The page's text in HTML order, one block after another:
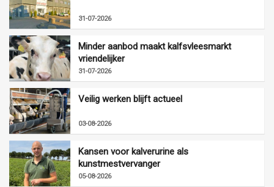
31-07-2026
Minder aanbod maakt kalfsvleesmarkt
vriendelijker
31-07-2026
Veilig werken blijft actueel
03-08-2026
Kansen voor kalverurine als
kunstmestvervanger
05-08-2026